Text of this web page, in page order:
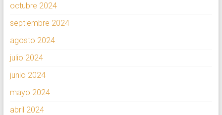
octubre 2024
septiembre 2024
agosto 2024
julio 2024
junio 2024
mayo 2024
abril 2024